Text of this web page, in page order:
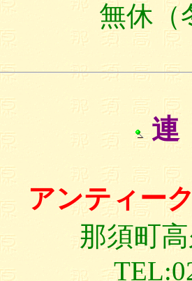
無休（
アンティー
那須町